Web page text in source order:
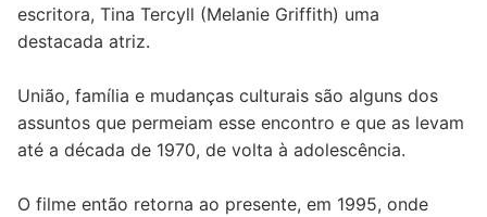
escritora, Tina Tercyll (Melanie Griffith) uma
destacada atriz.
União, família e mudanças culturais são alguns dos
assuntos que permeiam esse encontro e que as levam
até a década de 1970, de volta à adolescência.
O filme então retorna ao presente, em 1995, onde